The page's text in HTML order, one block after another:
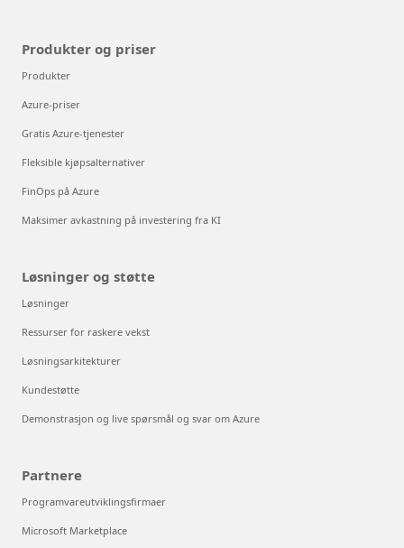
Produkter og priser
Produkter
Azure-priser
Gratis Azure-tjenester
Fleksible kjøpsalternativer
FinOps på Azure
Maksimer avkastning på investering fra KI
Løsninger og støtte
Løsninger
Ressurser for raskere vekst
Løsningsarkitekturer
Kundestøtte
Demonstrasjon og live spørsmål og svar om Azure
Partnere
Programvareutviklingsfirmaer
Microsoft Marketplace